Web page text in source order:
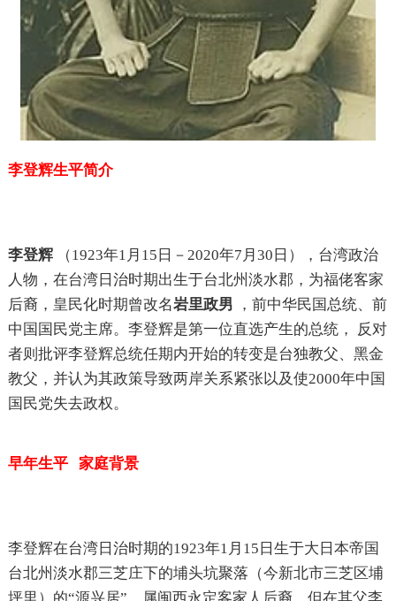
李登辉生平简介
李登辉（1923年1月15日－2020年7月30日），台湾政治
人物，在台湾日治时期出生于台北州淡水郡，为福佬客家
后裔，皇民化时期曾改名岩里政男 ，前中华民国总统、前
中国国民党主席。李登辉是第一位直选产生的总统， 反对
者则批评李登辉总统任期内开始的转变是台独教父、黑金
教父，并认为其政策导致两岸关系紧张以及使2000年中国
国民党失去政权。
早年生平 家庭背景
李登辉在台湾日治时期的1923年1月15日生于大日本帝国
台北州淡水郡三芝庄下的埔头坑聚落（今新北市三芝区埔
坪里）的“源兴居”，属闽西永定客家人后裔。但在其父李